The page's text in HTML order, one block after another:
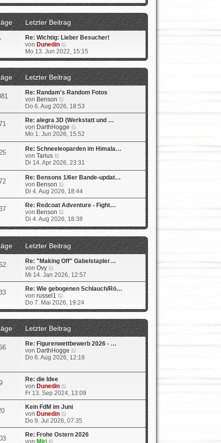
u
s
t
e
r
e
i
r
a
g
Letzter Beitrag
Re: Wichtig: Lieber Besucher!
vonDunedin
e
u
s
t
e
r
e
i
t
r
a
g
Mo 13. Jun 2022, 15:15
Letzter Beitrag
Re: Randam's Random Fotos
von Benson
e
u
e
s
t
e
r
B
e
t
r
g
Do 6. Aug 2026, 18:53
Re: alegra 3D (Werkstatt und …
von DarthHogge
e
u
e
t
r
B
e
i
t
r
a
g
Mo 1. Jun 2026, 15:52
Re: Schneeleoparden im Himala…
vonTarius
e
u
e
s
t
e
B
e
t
r
a
g
Di 14. Apr 2026, 23:31
Re: Bensons 1/6er Bande-updat…
von Benson
u
e
e
B
e
i
t
a
g
Di 4. Aug 2026, 18:44
Re: Redcoat Adventure - Fight…
von Benson
u
s
t
e
r
e
i
t
a
g
Di 4. Aug 2026, 18:38
Letzter Beitrag
Re: "Making Off" Gabelstapler…
vonOvy
e
u
e
s
t
e
B
e
i
t
r
a
Mi 14. Jan 2026, 12:57
Re: Wie gebogenen Schlauch/Rö…
vonrussel1
e
u
s
t
e
r
B
e
t
a
g
Do 7. Mai 2026, 19:24
Letzter Beitrag
Re: Figurenwettbewerb 2026 - …
von DarthHogge
e
e
e
r
i
t
r
Do 6. Aug 2026, 12:16
Re: die Idee
vonDunedin
e
u
e
t
e
r
Fr 13. Sep 2024, 13:09
Kein FdM im Juni
vonDunedin
e
u
e
Do 9. Jul 2026, 07:35
Re: Frohe Ostern 2026
vonMiri